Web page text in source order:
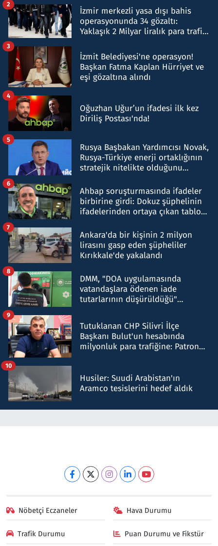
İzmir merkezli yasa dışı bahis
operasyonunda 34 gözaltı:
Yaklaşık 2 Milyar liralık para trafiği
2
İzmit Belediyesi'ne operasyon!
Başkan Fatma Kaplan Hürriyet ve
eşi gözaltına alındı
3
Oğuzhan Uğur’un ifadesi ilk kez
Diriliş Postası'nda!
4
Rusya Başbakan Yardımcısı Novak,
Rusya-Türkiye enerji ortaklığının
stratejik nitelikte olduğunu
5
Ahbap soruşturmasında ifadeler
birbirine girdi: Dokuz şüphelinin
ifadelerinden ortaya çıkan tablo
6
Ankara'da bir kişinin 2 milyon
lirasını gasp eden şüpheliler
Kırıkkale'de yakalandı
7
DMM, "DOA uygulamasında
vatandaşlara ödenen iade
tutarlarının düşürüldüğü"
8
Tutuklanan CHP Silivri İlçe
Başkanı Bulut'un hesabında
milyonluk para trafiğine: Patron
9
Husiler: Suudi Arabistan'ın
Aramco tesislerini hedef aldık
10
Nöbetçi Eczaneler Hava Durumu
Trafik Durumu Puan Durumu ve Fikstür